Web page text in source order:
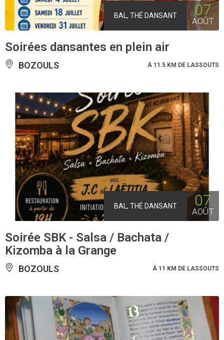
BAL, THÉ DANSANT 07
AOÛT
Soirées dansantes en plein air
BOZOULS À 11.5 KM DE LASSOUTS
BAL, THÉ DANSANT 07
AOÛT
Soirée SBK - Salsa / Bachata /
Kizomba à la Grange
BOZOULS À 11 KM DE LASSOUTS